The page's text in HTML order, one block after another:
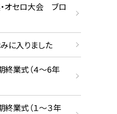
オセロ大会 ブロ
に入りました
業式（４～6年
業式（１～３年